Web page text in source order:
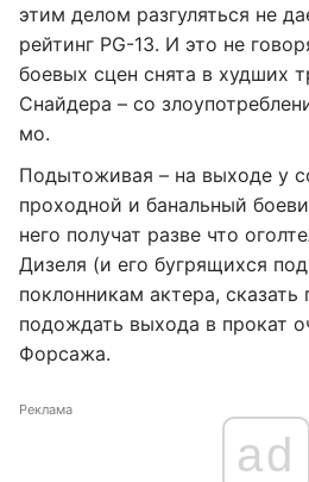
этим делом разгуляться не
рейтинг PG-13. И это не
боевых сцен снята в худших
Снайдера – со
мо.
Подытоживая – на выходе у
проходной и банальный
него получат разве что
Дизеля (и его бугрящихся
поклонникам актера,
подождать выхода в прокат
Форсажа.
Реклама
ad